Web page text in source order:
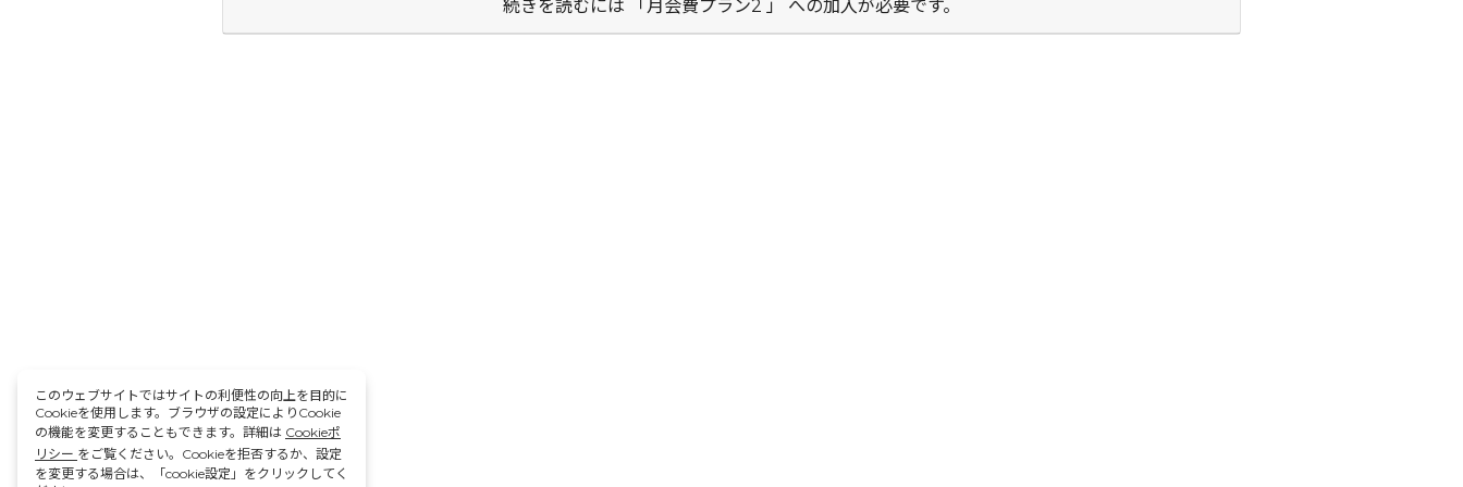
続きを読むには 「月会費プラン2 」 への加入が必要です。
このウェブサイトではサイトの利便性の向上を目的に
Cookieを使用します。ブラウザの設定によりCookie
の機能を変更することもできます。詳細は Cookieポ
リシー をご覧ください。Cookieを拒否するか、設定
を変更する場合は、「cookie設定」をクリックしてく